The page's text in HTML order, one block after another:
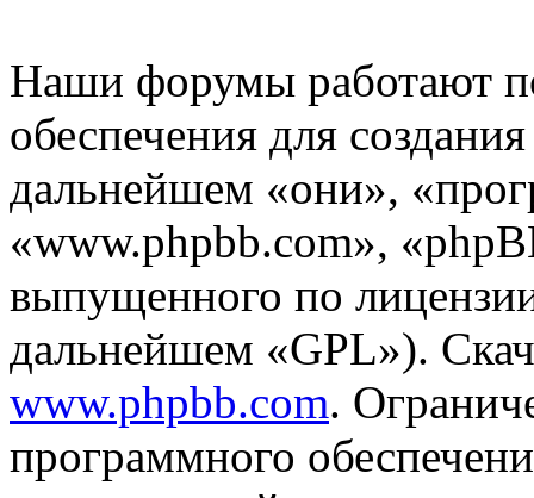
Наши форумы работают
обеспечения для
дальнейшем «они»,
«www.phpbb.com»,
выпущенного по
дальнейшем «GPL»).
www.phpbb.com.
программного